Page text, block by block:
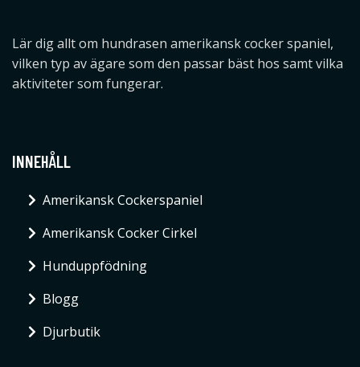
Lär dig allt om hundrasen amerikansk cocker spaniel,
vilken typ av ägare som den passar bäst hos samt vilka
aktiviteter som fungerar.
INNEHÅLL
Amerikansk Cockerspaniel
Amerikansk Cocker Cirkel
Hunduppfödning
Blogg
Djurbutik